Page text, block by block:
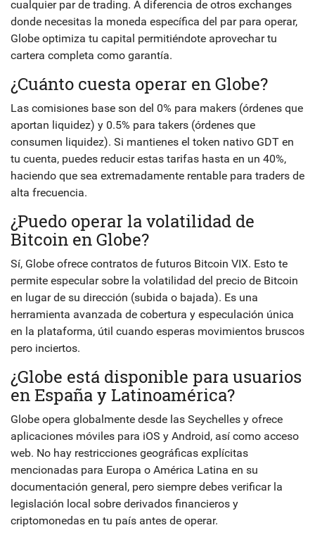
cualquier par de trading. A diferencia de otros exchanges
donde necesitas la moneda específica del par para operar,
Globe optimiza tu capital permitiéndote aprovechar tu
cartera completa como garantía.
¿Cuánto cuesta operar en Globe?
Las comisiones base son del 0% para makers (órdenes que
aportan liquidez) y 0.5% para takers (órdenes que
consumen liquidez). Si mantienes el token nativo GDT en
tu cuenta, puedes reducir estas tarifas hasta en un 40%,
haciendo que sea extremadamente rentable para traders de
alta frecuencia.
¿Puedo operar la volatilidad de
Bitcoin en Globe?
Sí, Globe ofrece contratos de futuros Bitcoin VIX. Esto te
permite especular sobre la volatilidad del precio de Bitcoin
en lugar de su dirección (subida o bajada). Es una
herramienta avanzada de cobertura y especulación única
en la plataforma, útil cuando esperas movimientos bruscos
pero inciertos.
¿Globe está disponible para usuarios
en España y Latinoamérica?
Globe opera globalmente desde las Seychelles y ofrece
aplicaciones móviles para iOS y Android, así como acceso
web. No hay restricciones geográficas explícitas
mencionadas para Europa o América Latina en su
documentación general, pero siempre debes verificar la
legislación local sobre derivados financieros y
criptomonedas en tu país antes de operar.